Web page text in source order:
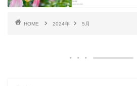
HOME 2024年 5月